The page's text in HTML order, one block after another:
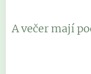
A večer mají